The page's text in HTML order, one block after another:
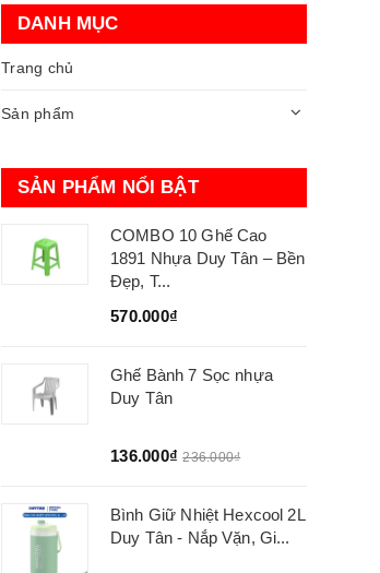
DANH MỤC
Trang chủ
Sản phẩm
SẢN PHẨM NỔI BẬT
COMBO 10 Ghế Cao
1891 Nhựa Duy Tân – Bền
Đẹp, T...
570.000₫
Ghế Bành 7 Sọc nhựa
Duy Tân
136.000₫ 236.000₫
Bình Giữ Nhiệt Hexcool 2L
Duy Tân - Nắp Vặn, Gi...